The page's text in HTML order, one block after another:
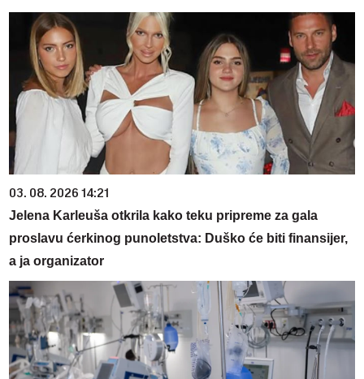
03. 08. 2026 14:21
Jelena Karleuša otkrila kako teku pripreme za gala
proslavu ćerkinog punoletstva: Duško će biti finansijer,
a ja organizator